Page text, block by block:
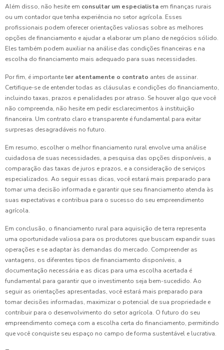
Além disso, não hesite em consultar um especialista em finanças rurais
ou um contador que tenha experiência no setor agrícola. Esses
profissionais podem oferecer orientações valiosas sobre as melhores
opções de financiamento e ajudar a elaborar um plano de negócios sólido.
Eles também podem auxiliar na análise das condições financeiras e na
escolha do financiamento mais adequado para suas necessidades.
Por fim, é importante ler atentamente o contrato antes de assinar.
Certifique-se de entender todas as cláusulas e condições do financiamento,
incluindo taxas, prazos e penalidades por atraso. Se houver algo que você
não compreenda, não hesite em pedir esclarecimentos à instituição
financeira. Um contrato claro e transparente é fundamental para evitar
surpresas desagradáveis no futuro.
Em resumo, escolher o melhor financiamento rural envolve uma análise
cuidadosa de suas necessidades, a pesquisa das opções disponíveis, a
comparação das taxas de juros e prazos, e a consideração de serviços
especializados. Ao seguir essas dicas, você estará mais preparado para
tomar uma decisão informada e garantir que seu financiamento atenda às
suas expectativas e contribua para o sucesso do seu empreendimento
agrícola.
Em conclusão, o financiamento rural para aquisição de terra representa
uma oportunidade valiosa para os produtores que buscam expandir suas
operações e se adaptar às demandas do mercado. Compreender as
vantagens, os diferentes tipos de financiamento disponíveis, a
documentação necessária e as dicas para uma escolha acertada é
fundamental para garantir que o investimento seja bem-sucedido. Ao
seguir as orientações apresentadas, você estará mais preparado para
tomar decisões informadas, maximizar o potencial de sua propriedade e
contribuir para o desenvolvimento do setor agrícola. O futuro do seu
empreendimento começa com a escolha certa do financiamento, permitindo
que você conquiste seu espaço no campo de forma sustentável e lucrativa.